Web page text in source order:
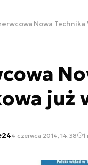
Nowa
już
4 czerwca 2014, 14:38 1